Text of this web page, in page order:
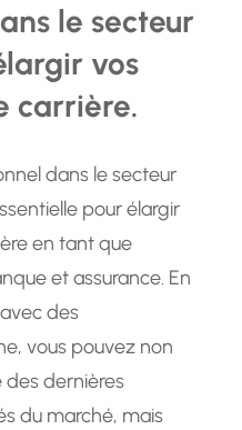
le secteur
vos
carrière.
dans le secteur
pour élargir
en tant que
et assurance. En
des
vous pouvez non
dernières
du marché, mais